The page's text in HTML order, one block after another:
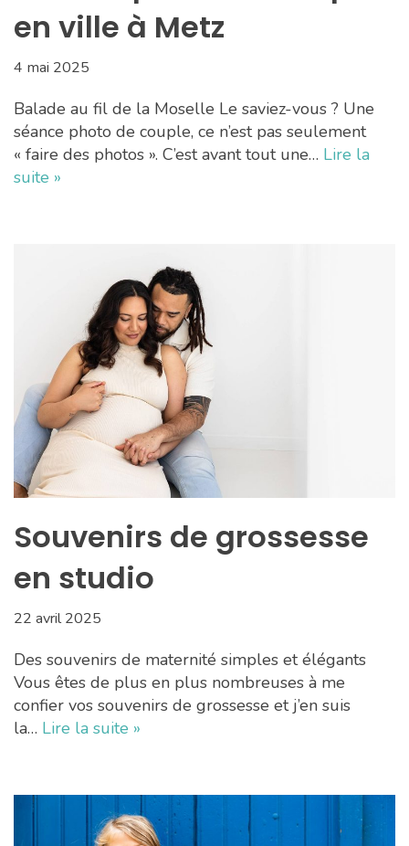
en ville à Metz
4 mai 2025
Balade au fil de la Moselle Le saviez-vous ? Une
séance photo de couple, ce n’est pas seulement
« faire des photos ». C’est avant tout une… Lire la
suite »
Souvenirs de grossesse
en studio
22 avril 2025
Des souvenirs de maternité simples et élégants
Vous êtes de plus en plus nombreuses à me
confier vos souvenirs de grossesse et j’en suis
la… Lire la suite »